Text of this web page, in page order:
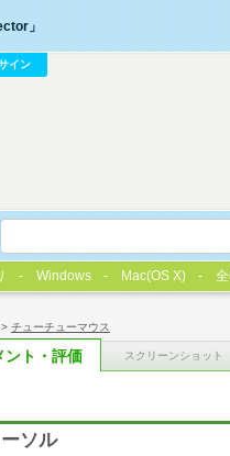
> チューチューマウス
ント・評価 スクリーンショット
ソル
」
イン
Windows Mac(OS X)